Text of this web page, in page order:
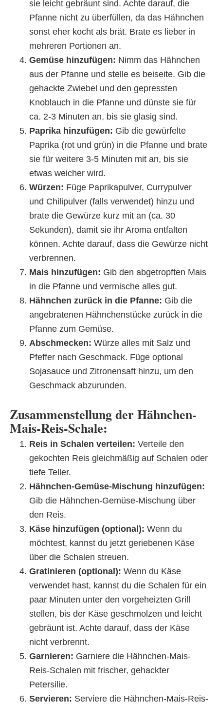
sie leicht gebräunt sind. Achte darauf, die
Pfanne nicht zu überfüllen, da das Hähnchen
sonst eher kocht als brät. Brate es lieber in
mehreren Portionen an.
Gemüse hinzufügen: Nimm das Hähnchen
aus der Pfanne und stelle es beiseite. Gib die
gehackte Zwiebel und den gepressten
Knoblauch in die Pfanne und dünste sie für
ca. 2-3 Minuten an, bis sie glasig sind.
Paprika hinzufügen: Gib die gewürfelte
Paprika (rot und grün) in die Pfanne und brate
sie für weitere 3-5 Minuten mit an, bis sie
etwas weicher wird.
Würzen: Füge Paprikapulver, Currypulver
und Chilipulver (falls verwendet) hinzu und
brate die Gewürze kurz mit an (ca. 30
Sekunden), damit sie ihr Aroma entfalten
können. Achte darauf, dass die Gewürze nicht
verbrennen.
Mais hinzufügen: Gib den abgetropften Mais
in die Pfanne und vermische alles gut.
Hähnchen zurück in die Pfanne: Gib die
angebratenen Hähnchenstücke zurück in die
Pfanne zum Gemüse.
Abschmecken: Würze alles mit Salz und
Pfeffer nach Geschmack. Füge optional
Sojasauce und Zitronensaft hinzu, um den
Geschmack abzurunden.
Zusammenstellung der Hähnchen-
Mais-Reis-Schale:
Reis in Schalen verteilen: Verteile den
gekochten Reis gleichmäßig auf Schalen oder
tiefe Teller.
Hähnchen-Gemüse-Mischung hinzufügen:
Gib die Hähnchen-Gemüse-Mischung über
den Reis.
Käse hinzufügen (optional): Wenn du
möchtest, kannst du jetzt geriebenen Käse
über die Schalen streuen.
Gratinieren (optional): Wenn du Käse
verwendet hast, kannst du die Schalen für ein
paar Minuten unter den vorgeheizten Grill
stellen, bis der Käse geschmolzen und leicht
gebräunt ist. Achte darauf, dass der Käse
nicht verbrennt.
Garnieren: Garniere die Hähnchen-Mais-
Reis-Schalen mit frischer, gehackter
Petersilie.
Servieren: Serviere die Hähnchen-Mais-Reis-